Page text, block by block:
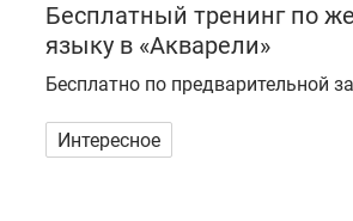
Бесплатный тренинг по
языку в «Акварели»
Бесплатно по предварительной
Интересное